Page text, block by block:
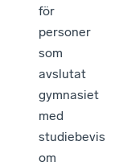
för
personer
som
avslutat
gymnasiet
med
studiebevis
om